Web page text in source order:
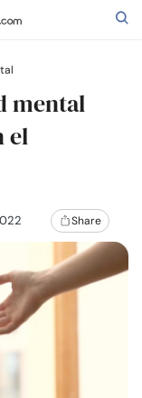
mental
el
Share